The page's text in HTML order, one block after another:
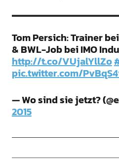
Tom Persich: Trainer
& BWL-Job bei IMO
http://t.co/VUjalYllZo
pic.twitter.com/
— Wo sind sie jetzt?
2015